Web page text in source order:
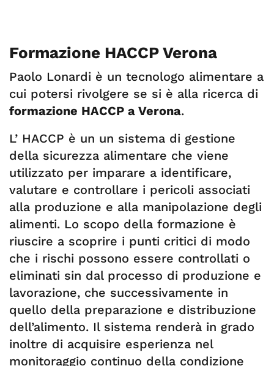
Formazione HACCP Verona
Paolo Lonardi è un tecnologo alimentare a
cui potersi rivolgere se si è alla ricerca di
formazione HACCP a Verona.
L’ HACCP è un un sistema di gestione
della sicurezza alimentare che viene
utilizzato per imparare a identificare,
valutare e controllare i pericoli associati
alla produzione e alla manipolazione degli
alimenti. Lo scopo della formazione è
riuscire a scoprire i punti critici di modo
che i rischi possono essere controllati o
eliminati sin dal processo di produzione e
lavorazione, che successivamente in
quello della preparazione e distribuzione
dell’alimento. Il sistema renderà in grado
inoltre di acquisire esperienza nel
monitoraggio continuo della condizione